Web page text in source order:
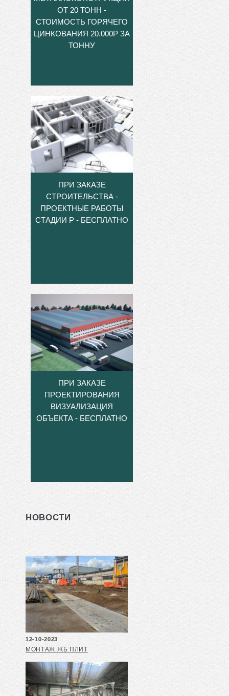
ОТ 20 ТОНН -
СТОИМОСТЬ ГОРЯЧЕГО
ЦИНКОВАНИЯ 20.000Р ЗА
ТОННУ
ПРИ ЗАКАЗЕ
СТРОИТЕЛЬСТВА -
ПРОЕКТНЫЕ РАБОТЫ
СТАДИИ Р - БЕСПЛАТНО
ПРИ ЗАКАЗЕ
ПРОЕКТИРОВАНИЯ
ВИЗУАЛИЗАЦИЯ
ОБЪЕКТА - БЕСПЛАТНО
НОВОСТИ
12-10-2023
МОНТАЖ ЖБ ПЛИТ